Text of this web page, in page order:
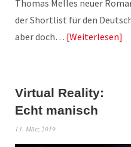
Thomas Melles neuer
der Shortlist für den
aber doch… Weiterlesen
Virtual Reality:
Echt manisch
13. März 2019